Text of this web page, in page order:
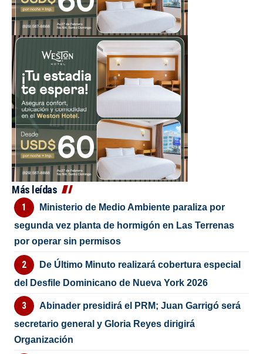
Más leídas
Ministerio de Medio Ambiente paraliza por
segunda vez planta de hormigón en Las Terrenas
por operar sin permisos
De Último Minuto realizará cobertura especial
del Desfile Dominicano de Nueva York 2026
Abinader presidirá el PRM; Juan Garrigó será
secretario general y Gloria Reyes dirigirá
Organización